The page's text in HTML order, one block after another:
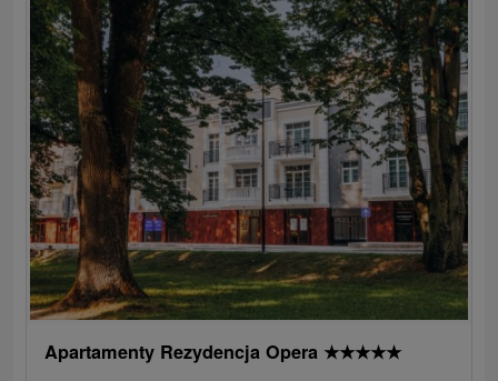
Apartamenty Rezydencja Opera ★★★★★